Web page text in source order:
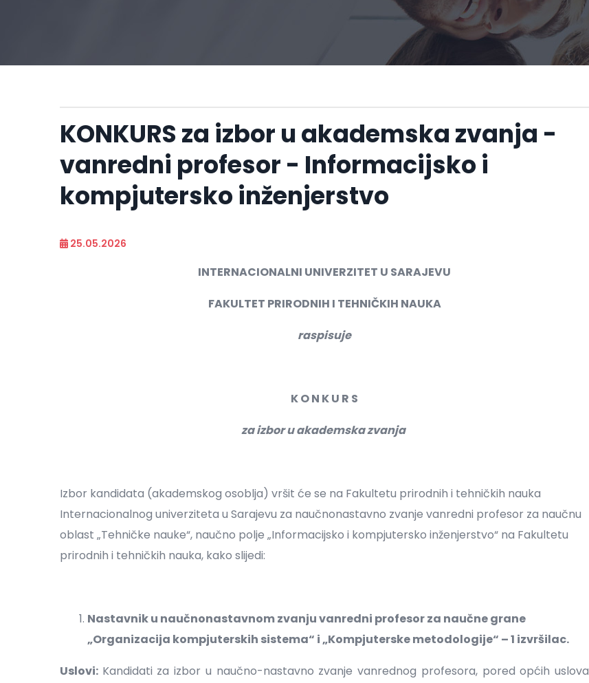
KONKURS za izbor u akademska zvanja -
vanredni profesor - Informacijsko i
kompjutersko inženjerstvo
25.05.2026
INTERNACIONALNI UNIVERZITET U SARAJEVU
FAKULTET PRIRODNIH I TEHNIČKIH NAUKA
raspisuje
K O N K U R S
za izbor u akademska zvanja
Izbor kandidata (akademskog osoblja) vršit će se na Fakultetu prirodnih i tehničkih nauka
Internacionalnog univerziteta u Sarajevu za naučnonastavno zvanje vanredni profesor za naučnu
oblast „Tehničke nauke“, naučno polje „Informacijsko i kompjutersko inženjerstvo“ na Fakultetu
prirodnih i tehničkih nauka, kako slijedi:
Nastavnik u naučnonastavnom zvanju vanredni profesor za naučne grane
„Organizacija kompjuterskih sistema“ i „Kompjuterske metodologije“ – 1 izvršilac.
Uslovi: Kandidati za izbor u naučno-nastavno zvanje vanrednog profesora, pored općih uslova